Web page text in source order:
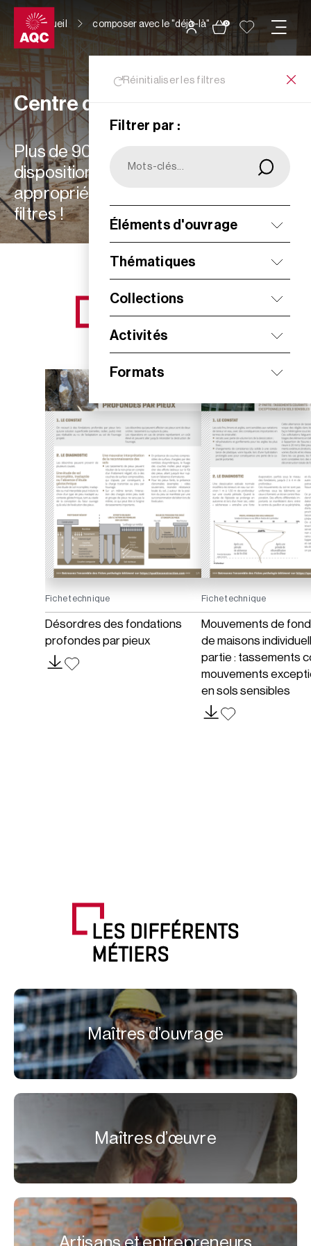
Panneau de gestion des cookies
0
Accueil composer avec le "déjà-là"
Réinitialiser les filtres
Filtrer par :
Éléments d'ouvrage
Thématiques
Collections
Activités
Formats
Centre de ressources
Plus de 900 ressources à votre
disposition : choisissez les plus
appropriées à vos besoins grâce aux
filtres !
NOS NOUVEAUTÉS
Fiche technique
Désordres des fondations
profondes par pieux
Fiche technique
Mouvements de
de maisons
partie : tassements
mouvements
en sols sensibles
LES DIFFÉRENTS
MÉTIERS
Maîtres d’ouvrage
Maîtres d’œuvre
Artisans et entrepreneurs